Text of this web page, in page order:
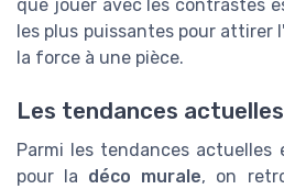
que jouer avec les contrastes
les plus puissantes pour
la force à une pièce.
Les tendances actuelles
Parmi les tendances actuelles
pour la déco murale, on